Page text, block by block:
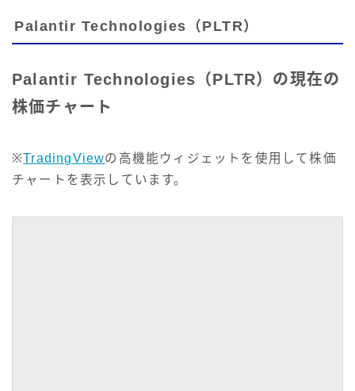
Palantir Technologies（PLTR）
Palantir Technologies（PLTR）の現在の
株価チャート
※TradingViewの高機能ウィジェットを使用して株価
チャートを表示しています。